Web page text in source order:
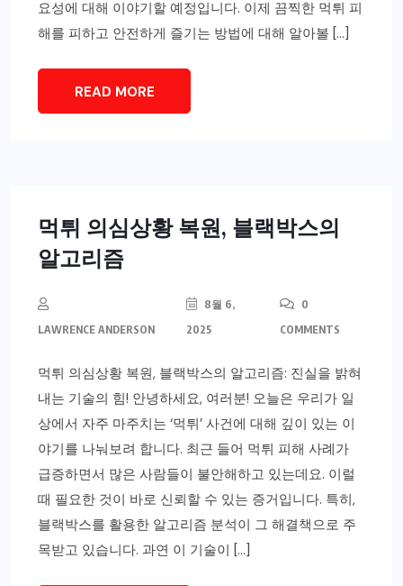
요성에 대해 이야기할 예정입니다. 이제 끔찍한 먹튀 피
해를 피하고 안전하게 즐기는 방법에 대해 알아볼 […]
READ MORE
먹튀 의심상황 복원, 블랙박스의
알고리즘
LAWRENCE ANDERSON
8월 6,
2025
0
COMMENTS
먹튀 의심상황 복원, 블랙박스의 알고리즘: 진실을 밝혀
내는 기술의 힘! 안녕하세요, 여러분! 오늘은 우리가 일
상에서 자주 마주치는 ‘먹튀’ 사건에 대해 깊이 있는 이
야기를 나눠보려 합니다. 최근 들어 먹튀 피해 사례가
급증하면서 많은 사람들이 불안해하고 있는데요. 이럴
때 필요한 것이 바로 신뢰할 수 있는 증거입니다. 특히,
블랙박스를 활용한 알고리즘 분석이 그 해결책으로 주
목받고 있습니다. 과연 이 기술이 […]